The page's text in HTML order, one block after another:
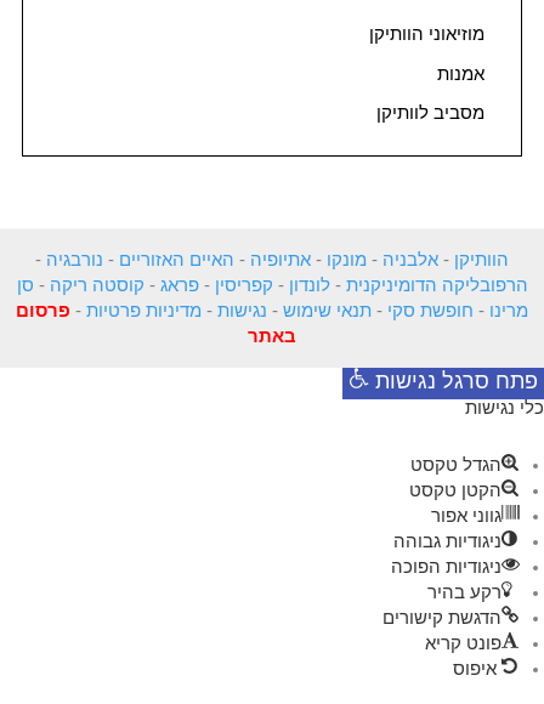
מוזיאוני הוותיקן
אמנות
מסביב לוותיקן
הוותיקן - אלבניה - מונקו - אתיופיה - האיים האזוריים - נורבגיה -
הרפובליקה הדומיניקנית -לונדון - קפריסין -פראג - קוסטה ריקה - סן
מרינו - חופשת סקי - תנאי שימוש - נגישות - מדיניות פרטיות - פרסום
באתר
פתח סרגל נגישות
כלי נגישות
הגדל טקסט
הקטן טקסט
גווני אפור
ניגודיות גבוהה
ניגודיות הפוכה
רקע בהיר
הדגשת קישורים
פונט קריא
איפוס